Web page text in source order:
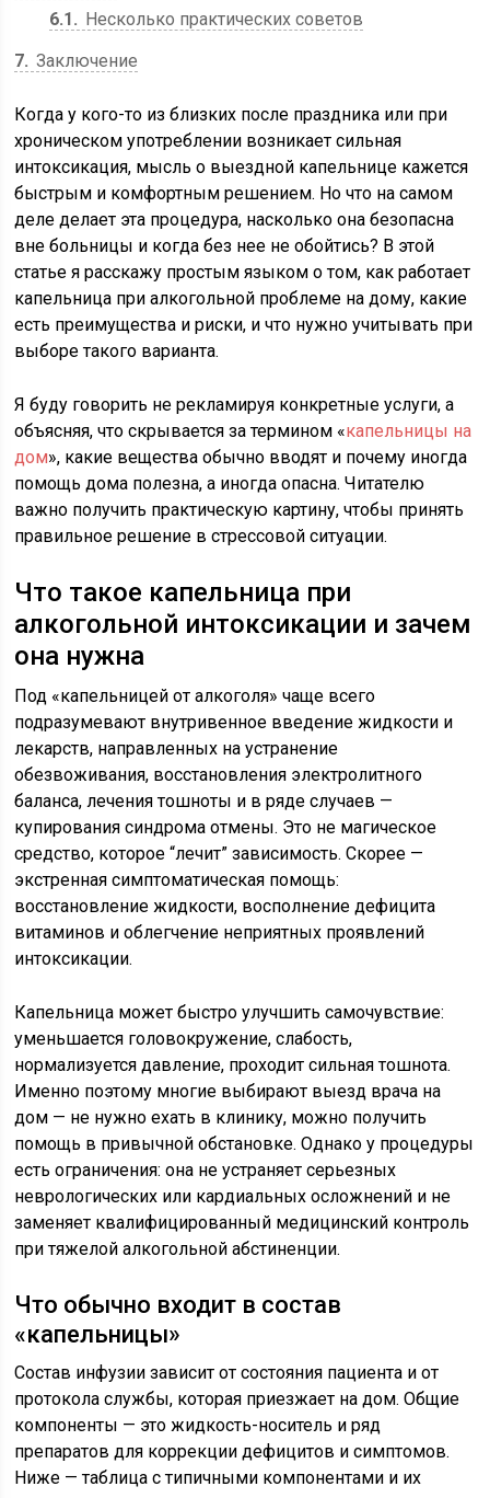
6.1
Несколько практических советов
7 Заключение
Когда у кого-то из близких после праздника или при
хроническом употреблении возникает сильная
интоксикация, мысль о выездной капельнице кажется
быстрым и комфортным решением. Но что на самом
деле делает эта процедура, насколько она безопасна
вне больницы и когда без нее не обойтись? В этой
статье я расскажу простым языком о том, как работает
капельница при алкогольной проблеме на дому, какие
есть преимущества и риски, и что нужно учитывать при
выборе такого варианта.
Я буду говорить не рекламируя конкретные услуги, а
объясняя, что скрывается за термином «капельницы на
дом», какие вещества обычно вводят и почему иногда
помощь дома полезна, а иногда опасна. Читателю
важно получить практическую картину, чтобы принять
правильное решение в стрессовой ситуации.
Что такое капельница при
алкогольной интоксикации и зачем
она нужна
Под «капельницей от алкоголя» чаще всего
подразумевают внутривенное введение жидкости и
лекарств, направленных на устранение
обезвоживания, восстановления электролитного
баланса, лечения тошноты и в ряде случаев —
купирования синдрома отмены. Это не магическое
средство, которое “лечит” зависимость. Скорее —
экстренная симптоматическая помощь:
восстановление жидкости, восполнение дефицита
витаминов и облегчение неприятных проявлений
интоксикации.
Капельница может быстро улучшить самочувствие:
уменьшается головокружение, слабость,
нормализуется давление, проходит сильная тошнота.
Именно поэтому многие выбирают выезд врача на
дом — не нужно ехать в клинику, можно получить
помощь в привычной обстановке. Однако у процедуры
есть ограничения: она не устраняет серьезных
неврологических или кардиальных осложнений и не
заменяет квалифицированный медицинский контроль
при тяжелой алкогольной абстиненции.
Что обычно входит в состав
«капельницы»
Состав инфузии зависит от состояния пациента и от
протокола службы, которая приезжает на дом. Общие
компоненты — это жидкость-носитель и ряд
препаратов для коррекции дефицитов и симптомов.
Ниже — таблица с типичными компонентами и их